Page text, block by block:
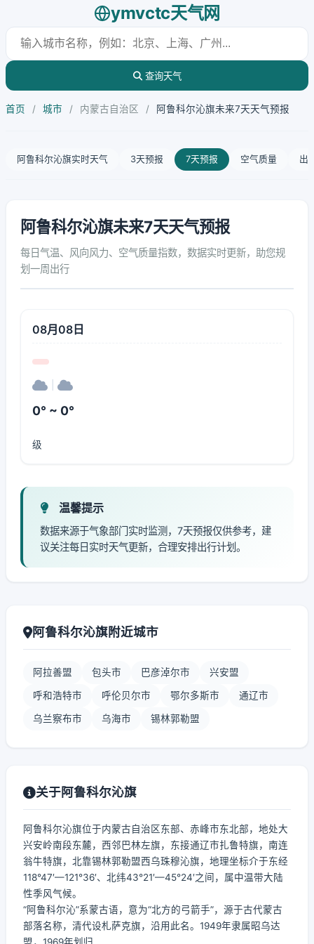
ymvctc天气网
查询天气
首页 / 城市 / 内蒙古自治区 / 阿鲁科尔沁旗未来7天天气预报
阿鲁科尔沁旗实时天气 3天预报 7天预报 空气质量 出
阿鲁科尔沁旗未来7天天气预报
每日气温、风向风力、空气质量指数，数据实时更新，助您规
划一周出行
08月08日
0° ~ 0°
级
温馨提示
数据来源于气象部门实时监测，7天预报仅供参考，建
议关注每日实时天气更新，合理安排出行计划。
阿鲁科尔沁旗附近城市
阿拉善盟 包头市 巴彦淖尔市 兴安盟
呼和浩特市 呼伦贝尔市 鄂尔多斯市 通辽市
乌兰察布市 乌海市 锡林郭勒盟
关于阿鲁科尔沁旗
阿鲁科尔沁旗位于内蒙古自治区东部、赤峰市东北部，地处大
兴安岭南段东麓，西邻巴林左旗，东接通辽市扎鲁特旗，南连
翁牛特旗，北靠锡林郭勒盟西乌珠穆沁旗，地理坐标介于东经
118°47′—121°36′、北纬43°21′—45°24′之间，属中温带大陆
性季风气候。
“阿鲁科尔沁”系蒙古语，意为“北方的弓箭手”，源于古代蒙古
部落名称，清代设札萨克旗，沿用此名。1949年隶属昭乌达